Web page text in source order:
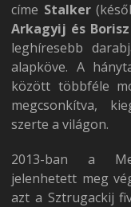
címe Stalker
Arkagyij és
leghíresebb
alapköve. A
között többféle
megcsonkítva,
szerte a világon.
2013-ban a
jelenhetett meg
azt a Sztrugackij